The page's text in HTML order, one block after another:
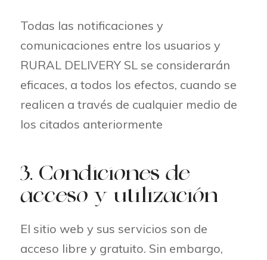
Todas las notificaciones y
comunicaciones entre los usuarios y
RURAL DELIVERY SL se considerarán
eficaces, a todos los efectos, cuando se
realicen a través de cualquier medio de
los citados anteriormente
3. Condiciones de
acceso y utilización
El sitio web y sus servicios son de
acceso libre y gratuito. Sin embargo,